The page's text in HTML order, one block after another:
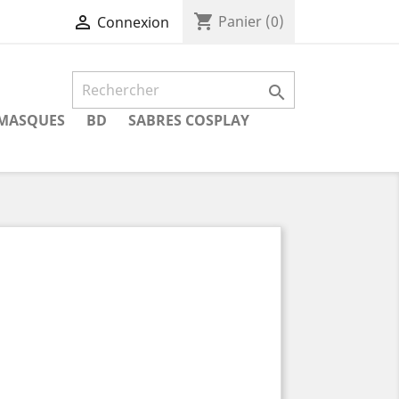
 Connexion shopping_cart Panier (0)

BD SABRES COSPLAY